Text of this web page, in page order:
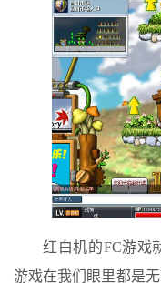
红白机的FC游戏
游戏在我们眼里都是